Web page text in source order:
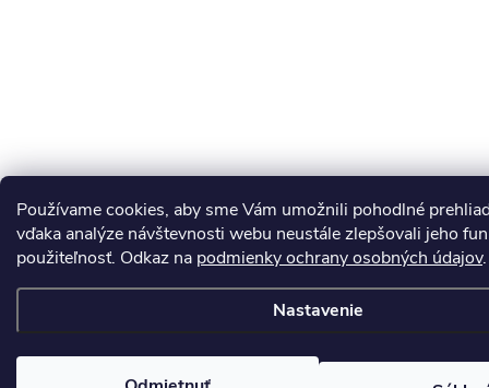
Používame cookies, aby sme Vám umožnili pohodlné
vďaka analýze návštevnosti webu neustále zlepšovali jeho
použiteľnosť. Odkaz na podmienky ochrany osobných údajov.
Nastavenie